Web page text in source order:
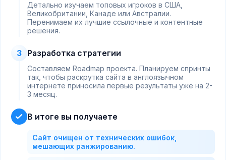
Детально изучаем топовых игроков в США,
Великобритании, Канаде или Австралии.
Перенимаем их лучшие ссылочные и контентные
решения.
3 Разработка стратегии
Составляем Roadmap проекта. Планируем спринты
так, чтобы раскрутка сайта в англоязычном
интернете приносила первые результаты уже на 2-
3 месяц.
В итоге вы получаете
Сайт очищен от технических ошибок,
мешающих ранжированию.